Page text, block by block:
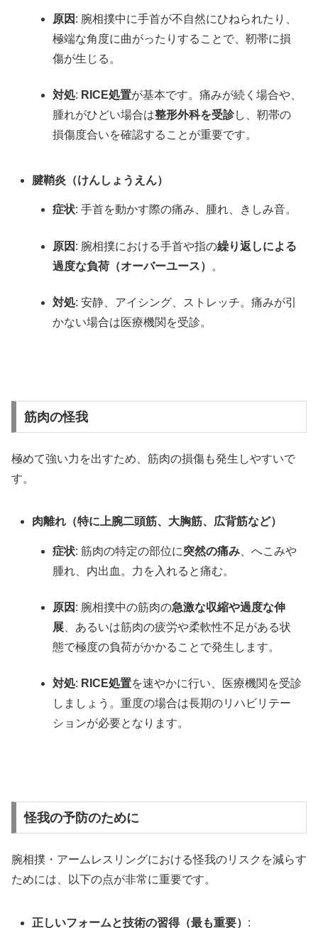
原因 : 腕相撲中に手首が不自然にひねられたり、
極端な角度に曲がったりすることで、靭帯に損
傷が生じる。
対処: RICE処置が基本です。痛みが続く場合や、
腫れがひどい場合は整形外科を受診し、靭帯の
損傷度合いを確認することが重要です。
腱鞘炎（けんしょうえん）
症状: 手首を動かす際の痛み、腫れ、きしみ音。
原因 : 腕相撲における手首や指の繰り返しによる
過度な負荷（オーバーユース） 。
対処: 安静、アイシング、ストレッチ。痛みが引
かない場合は医療機関を受診。
筋肉の怪我
極めて強い力を出すため、筋肉の損傷も発生しやすいで
す。
肉離れ（特に上腕二頭筋、大胸筋、広背筋など）
症状: 筋肉の特定の部位に突然の痛み 、へこみや
腫れ、内出血。力を入れると痛む。
原因 : 腕相撲中の筋肉の急激な収縮や過度な伸
展 、あるいは筋肉の疲労や柔軟性不足がある状
態で極度の負荷がかかることで発生します。
対処: RICE処置を速やかに行い、医療機関を受診
しましょう。重度の場合は長期のリハビリテー
ションが必要となります。
怪我の予防のために
腕相撲・アームレスリングにおける怪我のリスクを減らす
ためには、以下の点が非常に重要です。
正しいフォームと技術の習得（最も重要） :